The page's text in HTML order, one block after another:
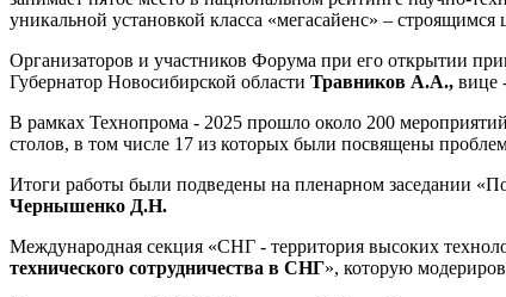
уникальной установкой класса «мегасайенс» –
Организаторов и участников Форума при его открытии
Губернатор Новосибирской области Травников А.А., вице
В рамках Технопрома - 2025 прошло около 200
столов, в том числе 17 из которых были посвящены
Итоги работы были подведены на пленарном заседании
Чернышенко Д.Н.
Международная секция «СНГ - территория высоких
технического сотрудничества в СНГ», которую